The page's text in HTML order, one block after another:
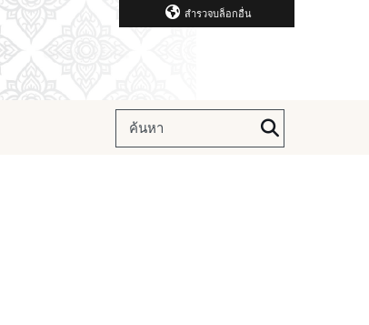
สำรวจบล็อกอื่น